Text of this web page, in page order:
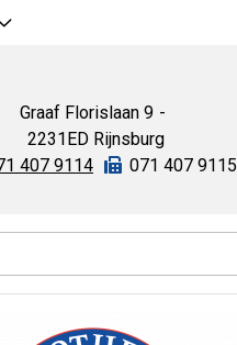
Graaf Florislaan 9
2231ED Rijnsburg
407 9114 Fax:
071 407 9115